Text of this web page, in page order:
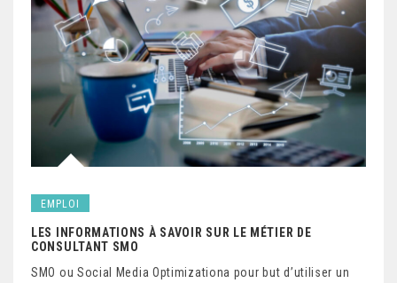
EMPLOI
LES INFORMATIONS À SAVOIR SUR LE MÉTIER DE
CONSULTANT SMO
SMO ou Social Media Optimizationa pour but d’utiliser un